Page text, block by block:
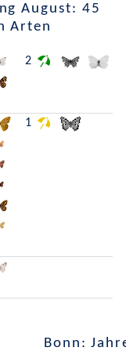
August: 45
Arten
2
1
Bonn: